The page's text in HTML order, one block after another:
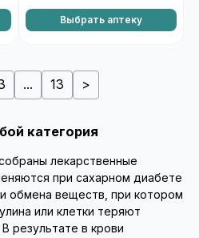
Выбрать аптеку
... 13 >
категория
лекарственные
при сахарном диабете
обмена веществ, при котором
или клетки теряют
результате в крови